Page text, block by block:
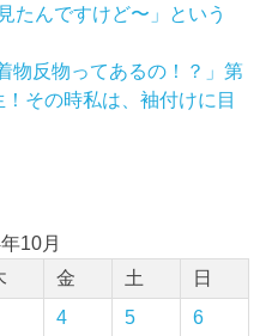
たんですけど〜」という
物反物ってあるの！？」第
その時私は、袖付けに目
10月
金 土
日
4 5
6